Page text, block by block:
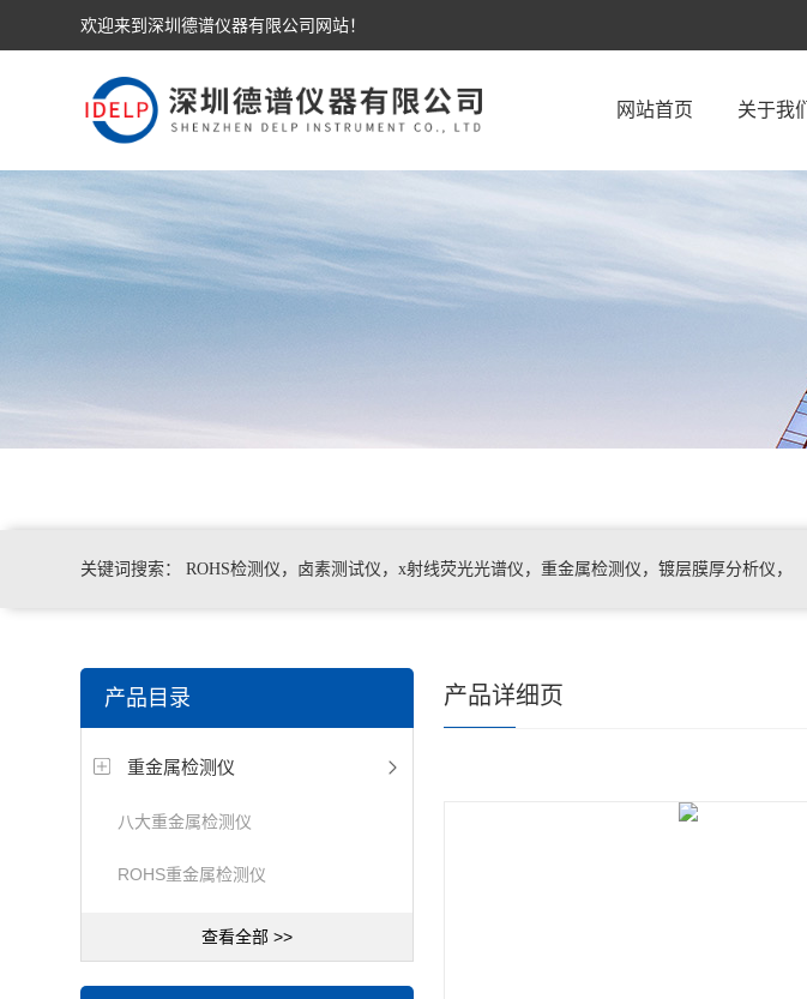
欢迎来到深圳德谱仪器有限公司网站！
网站首页 关于我们
关键词搜索： ROHS检测仪，卤素测试仪，x射线荧光光谱仪，重金属检测仪，镀层膜厚分析仪，
测仪，色谱仪，光谱仪
产品目录
重金属检测仪
八大重金属检测仪
ROHS重金属检测仪
查看全部 >>
产品详细页